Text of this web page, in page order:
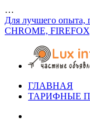
…
Для лучшего опыта,
CHROME,
ГЛАВНАЯ
ТАРИФНЫЕ